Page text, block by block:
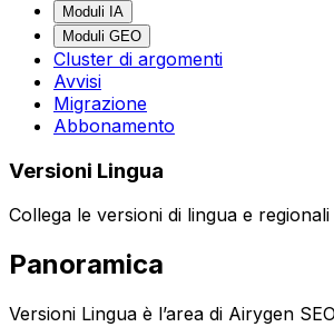
Moduli IA
Moduli GEO
Cluster di argomenti
Avvisi
Migrazione
Abbonamento
Versioni Lingua
Collega le versioni di lingua e
Panoramica
Versioni Lingua è l’area di Airygen